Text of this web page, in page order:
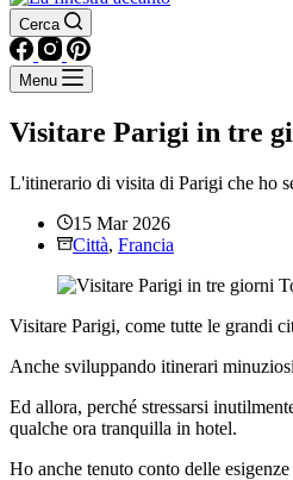
Cerca
Menu
Visitare Parigi in tre
L'itinerario di visita di Parigi che ho
15 Mar 2026
Città, Francia
Visitare Parigi, come tutte le grandi
Anche sviluppando itinerari
Ed allora, perché stressarsi
qualche ora tranquilla in hotel.
Ho anche tenuto conto delle